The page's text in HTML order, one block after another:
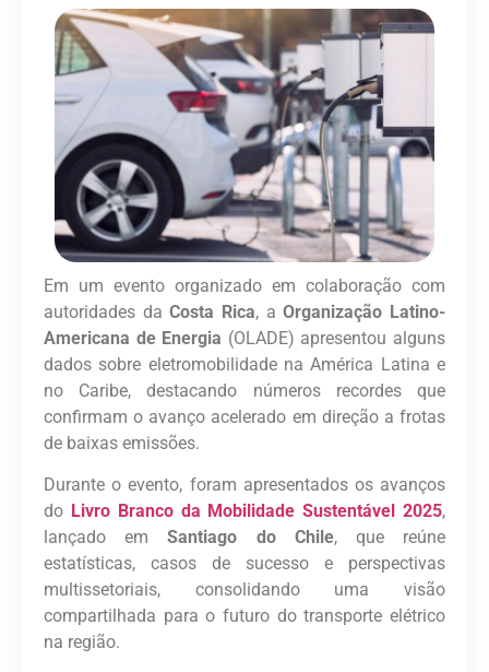
Em um evento organizado em colaboração com
autoridades daCosta Rica, aOrganização Latino-
Americana de Energia (OLADE) apresentou alguns
dados sobre eletromobilidade na América Latina e
no Caribe, destacando números recordes que
confirmam o avanço acelerado em direção a frotas
de baixas emissões.
Durante o evento, foram apresentados os avanços
do Livro Branco da Mobilidade Sustentável 2025,
lançado emSantiago do Chile, que reúne
estatísticas, casos de sucesso e perspectivas
multissetoriais, consolidando uma visão
compartilhada para o futuro do transporte elétrico
na região.